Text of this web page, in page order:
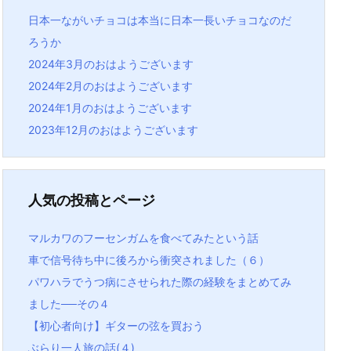
日本一ながいチョコは本当に日本一長いチョコなのだ
ろうか
2024年3月のおはようございます
2024年2月のおはようございます
2024年1月のおはようございます
2023年12月のおはようございます
人気の投稿とページ
マルカワのフーセンガムを食べてみたという話
車で信号待ち中に後ろから衝突されました（６）
パワハラでうつ病にさせられた際の経験をまとめてみ
ました──その４
【初心者向け】ギターの弦を買おう
ぶらり一人旅の話(４)